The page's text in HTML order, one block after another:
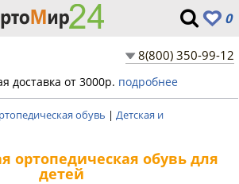
0
8(800) 350-99-12
доставка от 3000р. подробнее
обувь | Детская и
ортопедическая обувь для
детей